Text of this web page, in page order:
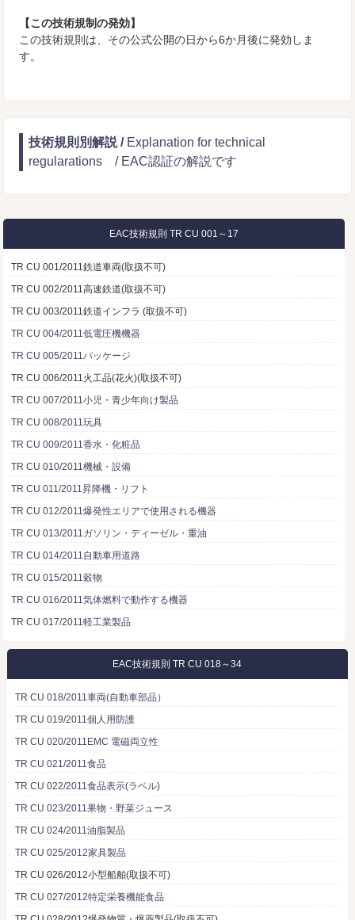
【この技術規制の発効】
この技術規則は、その公式公開の日から6か月後に発効しま
す。
技術規則別解説 / Explanation for technical
regularations / EAC認証の解説です
EAC技術規則 TR CU 001～17
TR CU 001/2011鉄道車両(取扱不可)
TR CU 002/2011高速鉄道(取扱不可)
TR CU 003/2011鉄道インフラ (取扱不可)
TR CU 004/2011低電圧機機器
TR CU 005/2011パッケージ
TR CU 006/2011火工品(花火)(取扱不可)
TR CU 007/2011小児・青少年向け製品
TR CU 008/2011玩具
TR CU 009/2011香水・化粧品
TR CU 010/2011機械・設備
TR CU 011/2011昇降機・リフト
TR CU 012/2011爆発性エリアで使用される機器
TR CU 013/2011ガソリン・ディーゼル・重油
TR CU 014/2011自動車用道路
TR CU 015/2011穀物
TR CU 016/2011気体燃料で動作する機器
TR CU 017/2011軽工業製品
EAC技術規則 TR CU 018～34
TR CU 018/2011車両(自動車部品）
TR CU 019/2011個人用防護
TR CU 020/2011EMC 電磁両立性
TR CU 021/2011食品
TR CU 022/2011食品表示(ラベル)
TR CU 023/2011果物・野菜ジュース
TR CU 024/2011油脂製品
TR CU 025/2012家具製品
TR CU 026/2012小型船舶(取扱不可)
TR CU 027/2012特定栄養機能食品